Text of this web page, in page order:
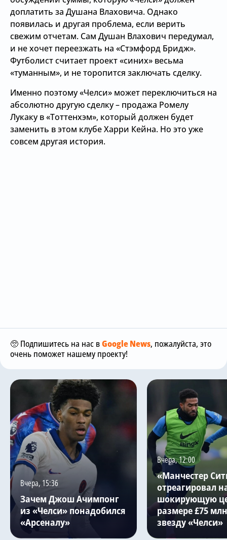
доплатить за Душана Влаховича. Однако
появилась и другая проблема, если верить
свежим отчетам. Сам Душан Влахович передумал,
и не хочет переезжать на «Стэмфорд Бридж».
Футболист считает проект «синих» весьма
«туманным», и не торопится заключать сделку.
Именно поэтому «Челси» может переключиться на
абсолютно другую сделку – продажа Ромелу
Лукаку в «Тоттенхэм», который должен будет
заменить в этом клубе Харри Кейна. Но это уже
совсем другая история.
🥺 Подпишитесь на нас вGoogle News, пожалуйста, это
очень поможет нашему проекту!
Вчера, 15:36
Зачем Джош Ачимпонг
из «Челси» понадобился
«Арсеналу»
Вчера, 12:00
«Манчестер
отреагировал
шокирующую
размере £75
звезду «Челси»